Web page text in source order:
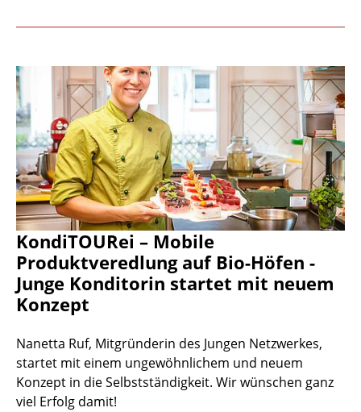
KondiTOURei – Mobile
Produktveredlung auf Bio-Höfen -
Junge Konditorin startet mit neuem
Konzept
Nanetta Ruf, Mitgründerin des Jungen Netzwerkes,
startet mit einem ungewöhnlichem und neuem
Konzept in die Selbstständigkeit. Wir wünschen ganz
viel Erfolg damit!